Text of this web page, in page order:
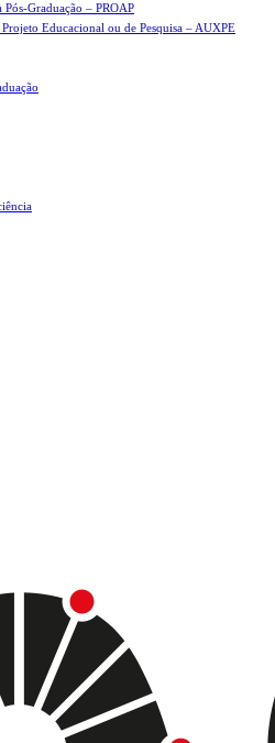
Graduação – PROAP
Educacional ou de Pesquisa – AUXPE